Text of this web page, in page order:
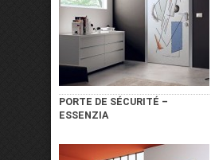
PORTE DE SÉCURITÉ –
ESSENZIA